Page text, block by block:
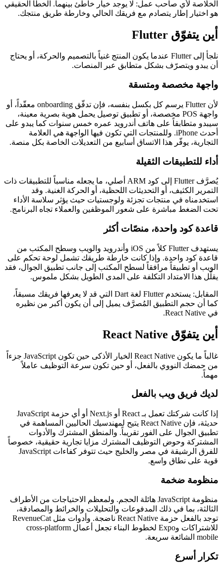
الخلاصة لأي صاحب عمل: لا يوجد خيار خاطئ بينهما. الخطأ الحقيقي
هو اختيار إطار يتصادم مع فريقك الحالي وخارطة طريق منتجك.
أين يتفوّق Flutter
نلجأ إلى Flutter عندما يكون المنتج غنياً بالتصميم والحركة، أو يحتاج
أن يبدو ويتصرّف بشكل متطابق عبر المنصات.
واجهة مخصصة ومتسقة
لأن Flutter يرسم كل بكسل بنفسه، فإن تدفّق onboarding معقّداً، أو
واجهة POS مخصصة، أو تطبيق توصيل يحمل هوية بصرية معينة،
سيبدو متطابقاً على هاتف أندرويد عمره خمس سنوات كما يبدو على
أحدث iPhone. وللمنتجات التي تكون فيها الواجهة
هي العلامة
التجارية، يوفّر هذا الاتساق أسابيع من التعديلات الخاصة بكل منصة.
أداء للتطبيقات الثقيلة
يُصرَّف Flutter إلى كود ARM أصلي، ما يجعله مناسباً للتطبيقات ذات
التمرير الكثيف، أو التحديثات اللحظية، أو الحركة الغنية. وقد
استخدمناه في منتجات تجزئة ولوجستيات حيث يؤثر سلاسة الأداء
تحت الضغط مباشرة على شعور الموظفين والعملاء تجاه البرنامج.
قاعدة كود واحدة، منصّات أكثر
يستهدف Flutter كلاً من iOS وأندرويد والويب وسطح المكتب من
قاعدة كود واحدة. وإذا كانت خارطة طريقك تشمل لوحة تحكم على
الويب أو تطبيقاً مرافقاً لسطح المكتب إلى جانب تطبيق الجوال، فقد
يقلّل هذا الامتداد التكلفة على المدى الطويل بشكل ملموس.
المقابل: يستخدم Flutter لغة Dart التي قد لا يعرفها فريقك مسبقاً،
كما أن حجم التطبيق المُصرَّف يميل إلى أن يكون أكبر من نظيره
في React Native.
أين يتفوّق React Native
غالباً ما يكون React Native الخيار الأذكى حين تكون JavaScript جزءاً
من حمضك النووي بالفعل، أو حين تكون سرعة التوظيف عاملاً
مهماً.
لديك فريق ويب بالفعل
إذا كانت شركتك تعمل بـ React أو Next.js أو أي حزمة JavaScript
حديثة، فإن React Native يتيح لمهندسيك الحاليين المساهمة في
تطبيق الجوال على الفور تقريباً. والمنطق المشترك والأدوات
المشتركة وحوض التوظيف المشترك مزايا تجارية حقيقية، خصوصاً
للفرق الرشيقة في مصر والخليج حيث تتوفر كفاءات JavaScript
قوية على نطاق واسع.
منظومة ضخمة
منظومة JavaScript هائلة الحجم. ولمعظم الاحتياجات من الأطراف
الثالثة، بما في ذلك المدفوعات والتحليلات والخرائط والمصادقة،
توجد بالفعل حزمة React Native ناضجة. وأدوات مثل RevenueCat
للاشتراكات وExpo لخطوط البناء تجعل أعمال cross-platform
mobile الشائعة سريعة.
تكرار أسرع